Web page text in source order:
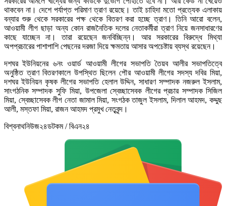
থাকবেন না। দেশে পর্যাপ্ত পরিমাণ ত্রাণ রয়েছে। তাই চাহিদা মতো প্রত্যেক এলাকায়
বন্যার শুরু থেকে সরকারের পক্ষ থেকে বিতরণ করা হচ্ছে ত্রাণ। তিনি আরো বলেন,
আওয়ামী লীগ ছাড়া অন্য কোন রাজনৈতিক দলের নেতাকর্মীরা ত্রাণ নিয়ে জনসাধারণের
কাছে যাচ্ছেন না। তারা রয়েছেন জনবিচ্ছিন্ন। আর সরকারের বিরুদ্ধে মিথ্যা
অপপ্রচারের পাশাপাশি পেছনের দরজা দিয়ে ক্ষমতায় আসার অপচেষ্টায় ব্যস্থ রয়েছেন।
দশঘর ইউনিয়নের ৬নং ওয়ার্ড আওয়ামী লীগের সভাপতি তৈয়ব আলীর সভাপতিত্বে
অনুষ্ঠিত ত্রাণ বিতরণকালে উপস্থিত ছিলেন পৌর আওয়ামী লীগের সদস্য দবির মিয়া,
দশঘর ইউনিয়ন কৃষক লীগের সভাপতি হেলাল উদ্দিন, সাধারণ সম্পাদক নজরুল ইসলাম,
সাংগঠনিক সম্পাদক সুফি মিয়া, উপজেলা স্বেচ্ছাসেবক লীগের প্রচার সম্পাদক সিজিল
মিয়া, স্বেচ্ছাসেবক লীগ নেতা জামাল মিয়া, সংগঠক তাজুল ইসলাম, দিলাল আহমদ, কদ্দুছ
আলী, মস্তফা মিয়া, রাজন আহমদ প্রমুখ নেতৃবৃন্দ।
বিশ্বনাথনিউজ২৪ডটকম / বিএন২৪